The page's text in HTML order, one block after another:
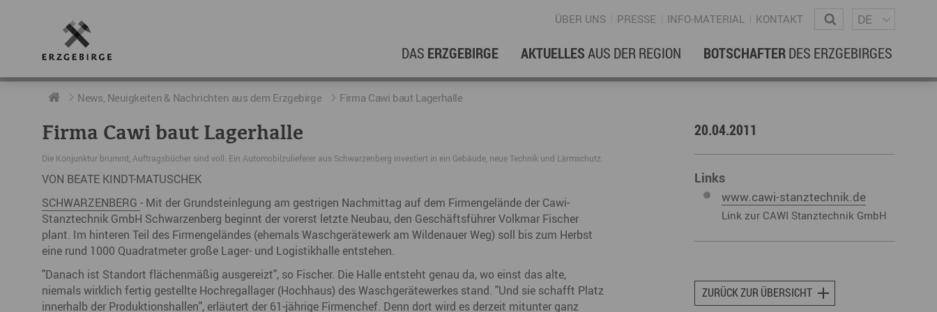
ÜBER UNS PRESSE INFO-MATERIAL KONTAKT Wonach suchen Sie?
DE
DAS ERZGEBIRGE
RUND UMS ERZGEBIRGE
Geschichte
Geografie
Der Erzgebirgskreis
Städte im Erzgebirge
Erzgebirgskrimi
Fakten
WIRTSCHAFTSREGION
Wirtschaftsstandort
Arbeiten im Erzgebirge
Coworking Spaces im Erzgebirge
DER FILM
Wohnen & Hausbau
Erzgebirgische Volkskunst
AKTUELLESAUS DER REGION
AKTUELLES
Neuigkeiten
Podcast „hERZschlag“
ERFOLGSGESCHICHTEN
Unternehmensgeschichten
kurz ERZählt
BOTSCHAFTERDES ERZGEBIRGES
DIE BOTSCHAFTER
Botschafter im Überblick
Botschafterveranstaltungen
News, Neuigkeiten & Nachrichten aus dem Erzgebirge Firma Cawi baut Lagerhalle
Firma Cawi baut Lagerhalle
Die Konjunktur brummt, Auftragsbücher sind voll. Ein Automobilzulieferer aus Schwarzenberg investiert in ein Gebäude, neue Technik und Lärmschutz.
VON BEATE KINDT-MATUSCHEK
SCHWARZENBERG - Mit der Grundsteinlegung am gestrigen Nachmittag auf dem Firmengelände der Cawi-
Stanztechnik GmbH Schwarzenberg beginnt der vorerst letzte Neubau, den Geschäftsführer Volkmar Fischer
plant. Im hinteren Teil des Firmengeländes (ehemals Waschgerätewerk am Wildenauer Weg) soll bis zum Herbst
eine rund 1000 Quadratmeter große Lager- und Logistikhalle entstehen.
"Danach ist Standort flächenmäßig ausgereizt", so Fischer. Die Halle entsteht genau da, wo einst das alte,
niemals wirklich fertig gestellte Hochregallager (Hochhaus) des Waschgerätewerkes stand. "Und sie schafft Platz
innerhalb der Produktionshallen", erläutert der 61-jährige Firmenchef. Denn dort wird es derzeit mitunter ganz
20.04.2011
Links
www.cawi-stanztechnik.de
Link zur CAWI Stanztechnik GmbH
ZURÜCK ZUR ÜBERSICHT